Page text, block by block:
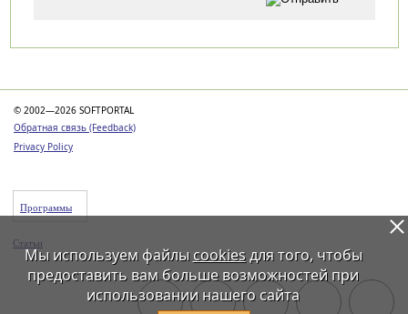
© 2002—2026 SOFTPORTAL
Обратная связь (Feedback)
Privacy Policy
Программы
Статьи
Мы используем файлы cookiesдля того, чтобы
предоставить вам больше возможностей при
использовании нашего сайта